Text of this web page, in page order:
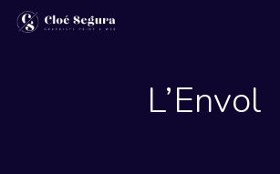
Skip
L’Envol